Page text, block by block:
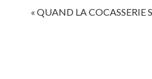
« QUAND LA COCASSERIE